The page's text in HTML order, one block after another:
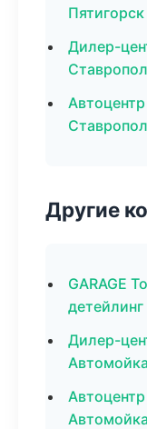
Пятигорск
Дилер-
Другие
GARAGE
Дилер-